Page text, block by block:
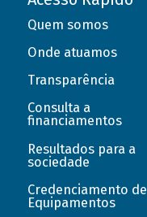
Quem somos
Onde atuamos
Transparência
Consulta a
financiamentos
Resultados para a
sociedade
Credenciamento de
Equipamentos